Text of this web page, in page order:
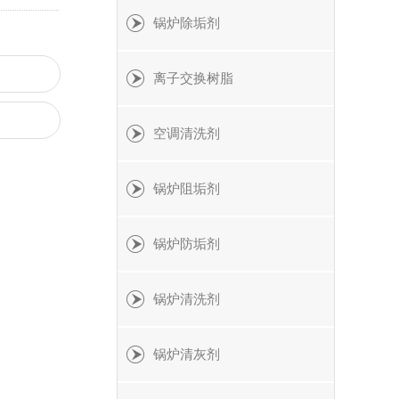
锅炉除垢剂
离子交换树脂
空调清洗剂
锅炉阻垢剂
锅炉防垢剂
锅炉清洗剂
锅炉清灰剂